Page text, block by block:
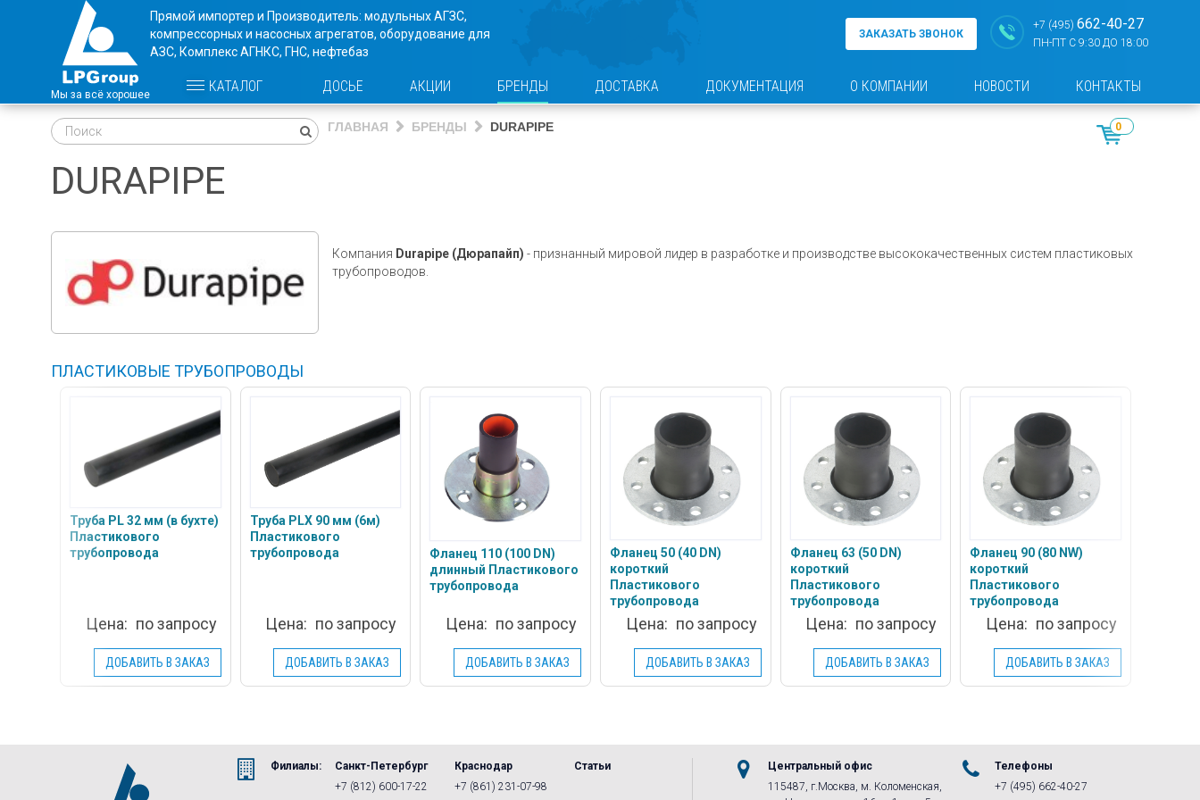
Прямой импортер и Производитель: модульных АГЗС,
компрессорных и насосных агрегатов, оборудование для
АЗС, Комплекс АГНКС, ГНС, нефтебаз
ЗАКАЗАТЬ ЗВОНОК
+7 (495) 662-40-27
ПН-ПТ С 9:30 ДО 18:00
КАТАЛОГ ДОСЬЕ АКЦИИ БРЕНДЫ ДОСТАВКА ДОКУМЕНТАЦИЯ О КОМПАНИИ НОВОСТИ КОНТАКТЫ
ГЛАВНАЯ БРЕНДЫ DURAPIPE 0
DURAPIPE
Компания Durapipe (Дюрапайп) - признанный мировой лидер в разработке и производстве высококачественных систем пластиковых
трубопроводов.
ПЛАСТИКОВЫЕ ТРУБОПРОВОДЫ
Труба PL 32 мм (в бухте)
Пластикового
трубопровода
Цена: по запросу
ДОБАВИТЬ В ЗАКАЗ
Труба PLX 90 мм (6м)
Пластикового
трубопровода
Цена: по запросу
ДОБАВИТЬ В ЗАКАЗ
Фланец 110 (100 DN)
длинный Пластикового
трубопровода
Цена: по запросу
ДОБАВИТЬ В ЗАКАЗ
Фланец 50 (40 DN)
короткий
Пластикового
трубопровода
Цена: по запросу
ДОБАВИТЬ В ЗАКАЗ
Фланец 63 (50 DN)
короткий
Пластикового
трубопровода
Цена: по запросу
ДОБАВИТЬ В ЗАКАЗ
Фланец 90 (80 NW)
короткий
Пластикового
трубопровода
Цена: по запросу
ДОБАВИТЬ В ЗАКАЗ
Филиалы:
Санкт-Петербург
+7 (812) 600-17-22
Краснодар
+7 (861) 231-07-98
Статьи
Центральный офис
115487, г.Москва, м. Коломенская,
Телефоны
+7 (495) 662-40-27